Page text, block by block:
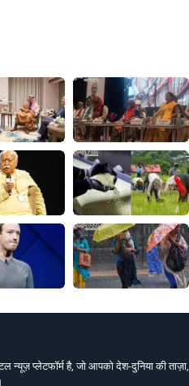
न्यूज़ प्लेटफॉर्म है, जो आपको देश-दुनिया की ताज़ा,